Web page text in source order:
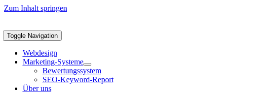
Zum Inhalt springen
Toggle Navigation
Webdesign
Marketing-Systeme
Bewertungssystem
SEO-Keyword-Report
Über uns